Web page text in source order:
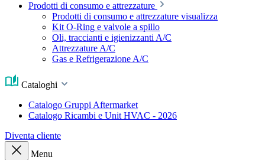
Prodotti di consumo e attrezzature
Prodotti di consumo e attrezzature visualizza
Kit O-Ring e valvole a spillo
Oli, traccianti e igienizzanti A/C
Attrezzature A/C
Gas e Refrigerazione A/C
Cataloghi
Catalogo Gruppi Aftermarket
Catalogo Ricambi e Unit HVAC - 2026
Diventa cliente
Menu